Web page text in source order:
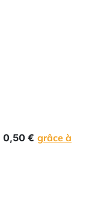
0,50 € grâce à